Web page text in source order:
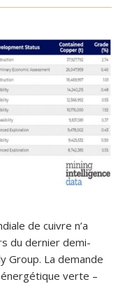
de cuivre n’a
du dernier demi-
Group. La demande
verte –